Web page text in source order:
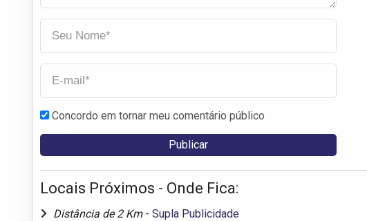
Concordo em tornar meu comentário público
Locais Próximos - Onde Fica:
Distância de 2 Km - Supla Publicidade